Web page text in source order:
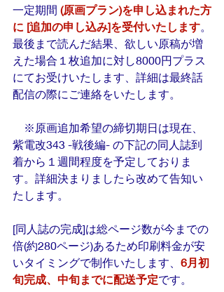
一定期間 (原画プラン)を申し込まれた方
に [追加の申し込み]を受付いたします。
最後まで読んだ結果、欲しい原稿が増
えた場合１枚追加に対し8000円プラス
にてお受けいたします、詳細は最終話
配信の際にご連絡をいたします。
※原画追加希望の締切期日は現在、
紫電改343 -戦後編- の下記の同人誌到
着から１週間程度を予定しておりま
す。詳細決まりましたら改めて告知い
たします。
[同人誌の完成]は総ページ数が今までの
倍(約280ページ)あるため印刷料金が安
いタイミングで制作いたします、 6月初
旬完成、中旬までに配送予定です。